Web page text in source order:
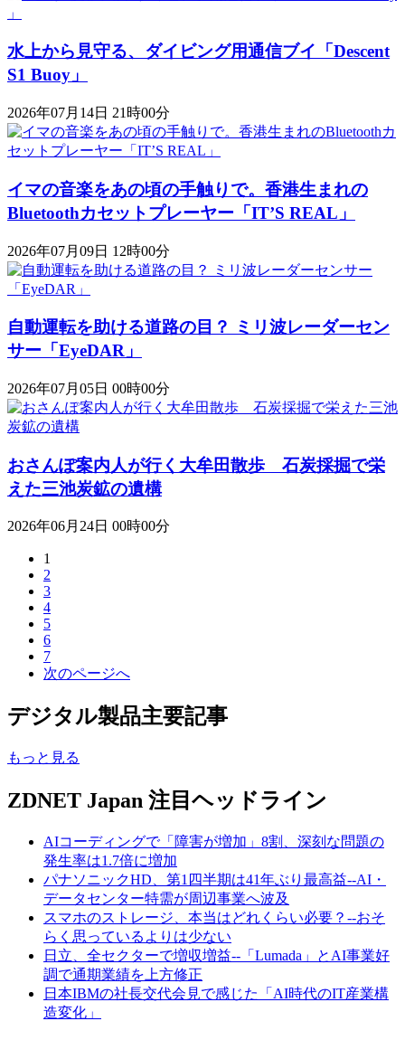
水上から見守る、ダイビング用通信ブイ「Descent
S1 Buoy​​」
2026年07月14日 21時00分
イマの音楽をあの頃の手触りで。香港生まれの
Bluetoothカセットプレーヤー「IT’S REAL」
2026年07月09日 12時00分
自動運転を助ける道路の目？ ミリ波レーダーセン
サー「EyeDAR」
2026年07月05日 00時00分
おさんぽ案内人が行く大牟田散歩 石炭採掘で栄
えた三池炭鉱の遺構
2026年06月24日 00時00分
1
2
3
4
5
6
7
次のページへ
デジタル製品主要記事
もっと見る
ZDNET Japan 注目ヘッドライン
AIコーディングで「障害が増加」8割、深刻な問題の
発生率は1.7倍に増加
パナソニックHD、第1四半期は41年ぶり最高益--AI・
データセンター特需が周辺事業へ波及
スマホのストレージ、本当はどれくらい必要？--おそ
らく思っているよりは少ない
日立、全セクターで増収増益--「Lumada」とAI事業好
調で通期業績を上方修正
日本IBMの社長交代会見で感じた「AI時代のIT産業構
造変化」